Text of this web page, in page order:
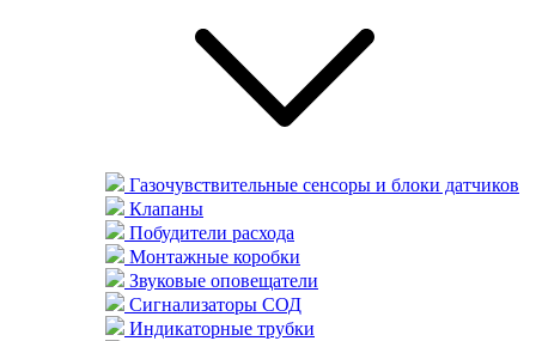
Газочувствительные сенсоры и блоки датчиков
Клапаны
Побудители расхода
Монтажные коробки
Звуковые оповещатели
Сигнализаторы СОД
Индикаторные трубки